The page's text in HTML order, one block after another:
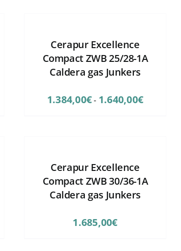
Cerapur Excellence
Compact ZWB 25/28-1A
Caldera gas Junkers
1.384,00€- 1.640,00€Rango
1.640,00€
Cerapur Excellence
Compact ZWB 30/36-1A
Caldera gas Junkers
1.685,00€